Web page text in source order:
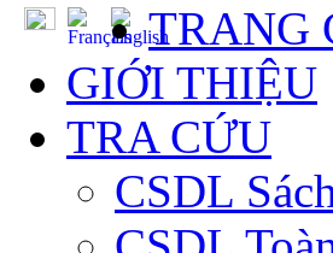
TRANG
GIỚI THIỆU
TRA CỨU
CSDL